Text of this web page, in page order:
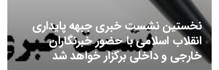
نخستین نشست خبری جبهه پایداری
انقلاب اسلامی با حضور خبرنگاران
خارجی و داخلی برگزار خواهد شد